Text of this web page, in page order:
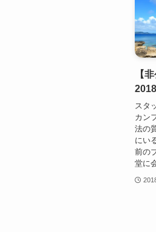
【
スタ
カン
法の
にい
前の
堂に